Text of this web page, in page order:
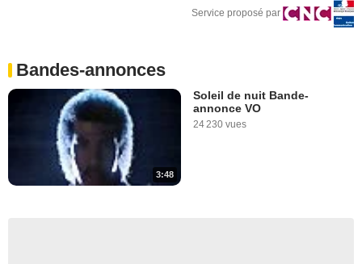
Service proposé par
Bandes-annonces
3:48
Soleil de nuit Bande-
annonce VO
24 230 vues